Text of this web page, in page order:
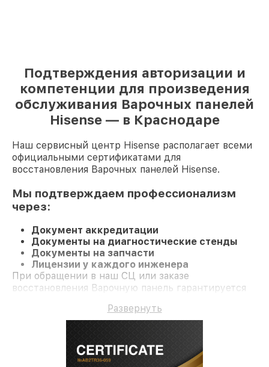
Подтверждения авторизации и
компетенции для произведения
обслуживания Варочных панелей
Hisense — в Краснодаре
Наш сервисный центр Hisense располагает всеми
официальными сертификатами для
восстановления Варочных панелей Hisense.
Мы подтверждаем профессионализм
через:
Документ аккредитации
Документы на диагностические стенды
Документы на запчасти
Лицензии у каждого инженера
При обращении в наш СЦ или заказе
восстановления Варочную панель гарантируется
гарантию на ремонт и детали.
Развернуть